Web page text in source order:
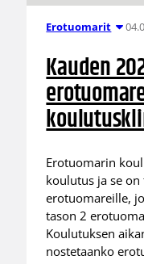
Erotuomarit
Kauden
Erotuomarin
koulutus ja se
erotuomareille,
tason 2
Koulutuksen
nostetaanko